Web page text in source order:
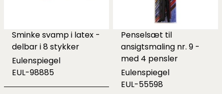
Sminke svamp i latex -
delbar i 8 stykker
Eulenspiegel
EUL-98885
Penselsæt til
ansigtsmaling nr. 9 -
med 4 pensler
Eulenspiegel
EUL-55598